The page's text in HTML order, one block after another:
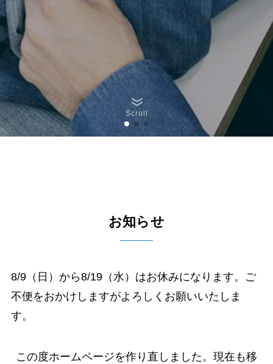
Scroll
お知らせ
8/9（日）から8/19（水）はお休みになります。ご
不便をおかけしますがよろしくお願いいたしま
す。
この度ホームページを作り直しました。現在も移